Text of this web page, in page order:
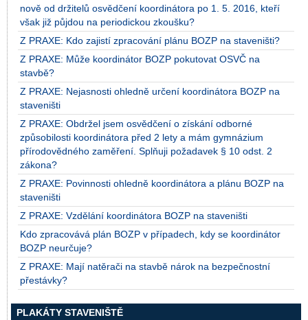
nově od držitelů osvědčení koordinátora po 1. 5. 2016, kteří
však již půjdou na periodickou zkoušku?
Z PRAXE: Kdo zajistí zpracování plánu BOZP na staveništi?
Z PRAXE: Může koordinátor BOZP pokutovat OSVČ na
stavbě?
Z PRAXE: Nejasnosti ohledně určení koordinátora BOZP na
staveništi
Z PRAXE: Obdržel jsem osvědčení o získání odborné
způsobilosti koordinátora před 2 lety a mám gymnázium
přírodovědného zaměření. Splňuji požadavek § 10 odst. 2
zákona?
Z PRAXE: Povinnosti ohledně koordinátora a plánu BOZP na
staveništi
Z PRAXE: Vzdělání koordinátora BOZP na staveništi
Kdo zpracovává plán BOZP v případech, kdy se koordinátor
BOZP neurčuje?
Z PRAXE: Mají natěrači na stavbě nárok na bezpečnostní
přestávky?
PLAKÁTY STAVENIŠTĚ